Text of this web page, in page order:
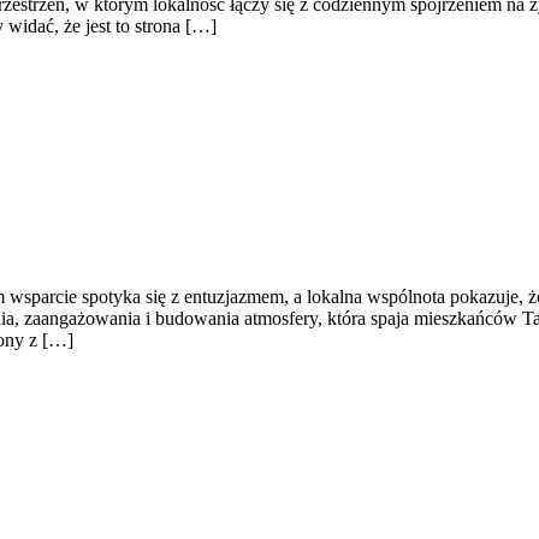
widać, że jest to strona […]
spotyka się z entuzjazmem, a lokalna wspólnota pokazuje,
zaangażowania i budowania atmosfery, która spaja
z […]